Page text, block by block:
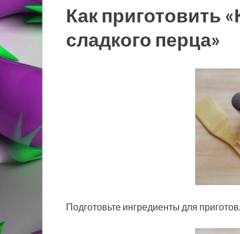
Как приготовить
сладкого перца»
Подготовьте ингредиенты для